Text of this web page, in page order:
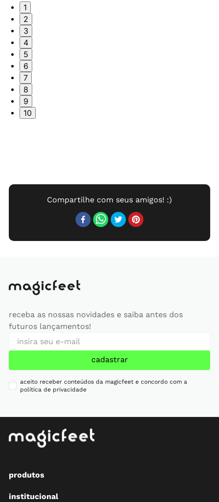
1
2
3
4
5
6
7
8
9
10
receba as nossas novidades e saiba antes dos
futuros lançamentos!
cadastrar
aceito receber conteúdos da magicfeet e concordo com a
política de privacidade
produtos
institucional